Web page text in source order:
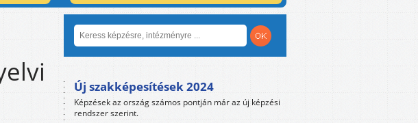
Új szakképesítések 2024
Képzések az ország számos pontján már az új képzési
rendszer szerint.